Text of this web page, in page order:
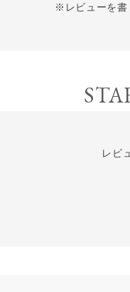
※レビューを書
レビ